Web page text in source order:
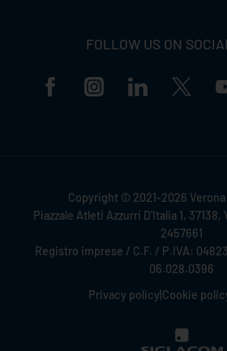
FOLLOW US ON
Copyright © 2021-2026 Verona
Piazzale Atleti Azzurri D'Italia 1,
2457661
Registro imprese / C.F. / P.IVA:
06.028.0396
Privacy policy Cookie